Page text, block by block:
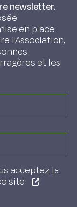
newsletter.
en place
l'Association,
et les
acceptez la
site